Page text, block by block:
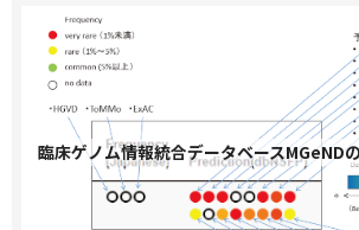
臨床ゲノム情報統合データベースMGeND